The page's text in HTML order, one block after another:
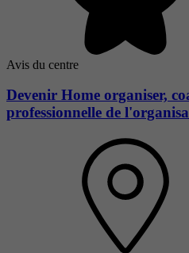
Avis du centre
Devenir Home organiser,
professionnelle de